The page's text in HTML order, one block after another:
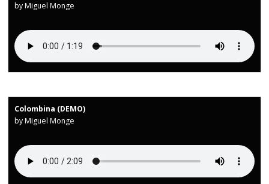
by Miguel Monge
Colombina (DEMO)
by Miguel Monge